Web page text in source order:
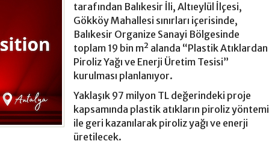
tarafından Balıkesir İli, Altıeylül İlçesi,
Gökköy Mahallesi sınırları içerisinde,
Balıkesir Organize Sanayi Bölgesinde
toplam 19 bin m² alanda “Plastik Atıklardan
Piroliz Yağı ve Enerji Üretim Tesisi”
kurulması planlanıyor.
Yaklaşık 97 milyon TL değerindeki proje
kapsamında plastik atıkların piroliz yöntemi
ile geri kazanılarak piroliz yağı ve enerji
üretilecek.